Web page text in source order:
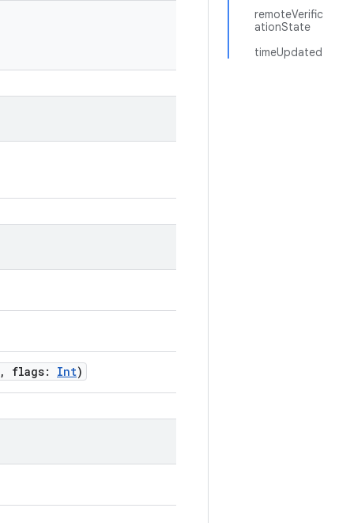
remoteVerific
ationState
timeUpdated
flags: Int)